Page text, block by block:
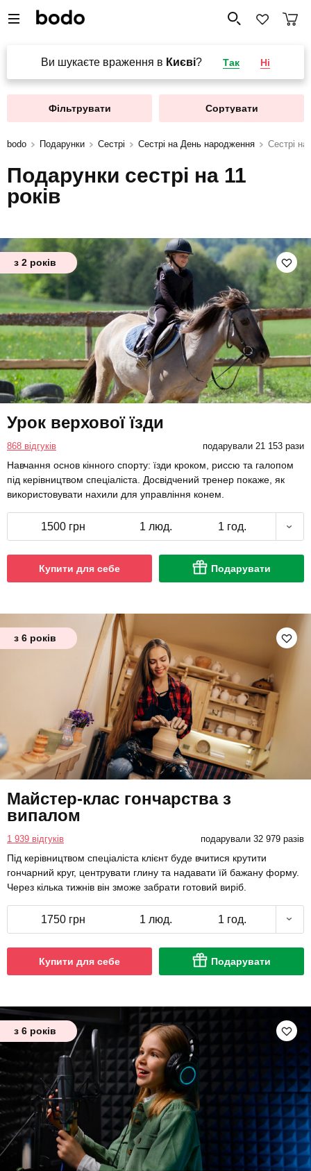
Ви шукаєте враження в Києві? Так Ні
Фільтрувати Сортувати
bodo Подарунки Сестрі Сестрі на День народження Сестрі на
Подарунки сестрі на 11
років
з 2 років
Урок верхової їзди
868 відгуків подарували 21 153 рази
Навчання основ кінного спорту: їзди кроком, риссю та галопом
під керівництвом спеціаліста. Досвідчений тренер покаже, як
використовувати нахили для управління конем.
1500 грн 1 люд. 1 год.
Купити для себе Подарувати
з 6 років
Майстер-клас гончарства з
випалом
1 939 відгуків подарували 32 979 разів
Під керівництвом спеціаліста клієнт буде вчитися крутити
гончарний круг, центрувати глину та надавати їй бажану форму.
Через кілька тижнів він зможе забрати готовий виріб.
1750 грн 1 люд. 1 год.
Купити для себе Подарувати
з 6 років